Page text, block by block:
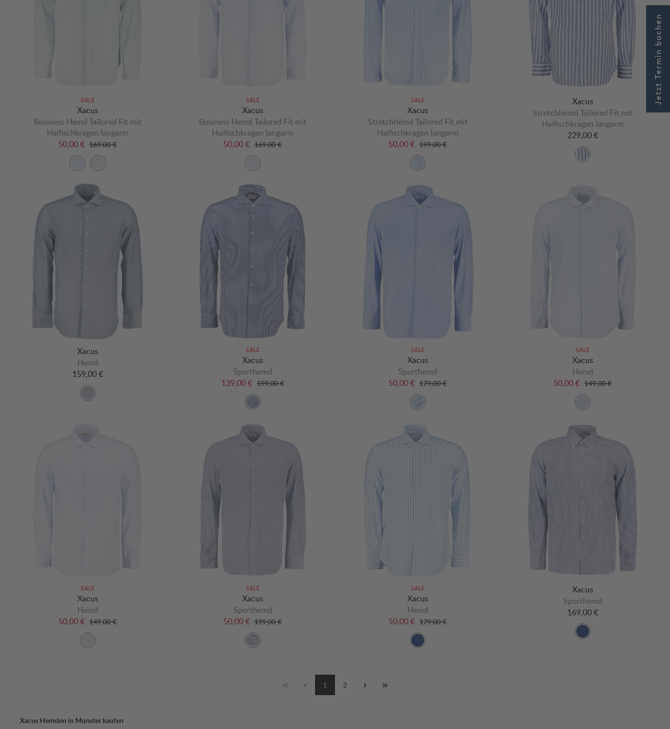
SALE
Xacus
Business Hemd Tailored Fit mit
Haifischkragen langarm
50,00 € 169,00 €
SALE
Xacus
Business Hemd Tailored Fit mit
Haifischkragen langarm
50,00 € 169,00 €
SALE
Xacus
Stretchhemd Tailored Fit mit
Haifischkragen langarm
50,00 € 199,00 €
Xacus
Stretchhemd Tailored Fit mit
Haifischkragen langarm
229,00 €
Xacus
Hemd
159,00 €
SALE
Xacus
Sporthemd
139,00 € 199,00 €
SALE
Xacus
Sporthemd
50,00 € 179,00 €
SALE
Xacus
Hemd
50,00 € 149,00 €
SALE
Xacus
Hemd
50,00 € 149,00 €
SALE
Xacus
Sporthemd
50,00 € 199,00 €
SALE
Xacus
Hemd
50,00 € 179,00 €
Xacus
Sporthemd
169,00 €
1 2
Xacus Hemden in Münster kaufen
Jetzt Termin buchen